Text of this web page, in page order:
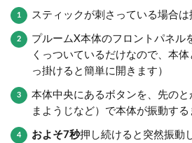
スティックが刺さっている場合は
プルームX本体のフロントパネル
くっついているだけなので、本体
っ掛けると簡単に開きます）
本体中央にあるボタンを、先の
まようじなど）で本体が振動す
およそ7秒押し続けると突然振動